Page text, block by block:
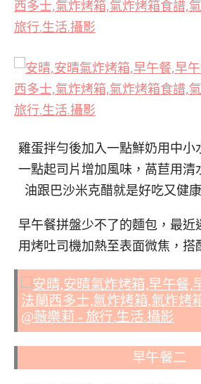
雞蛋拌勻後加入一點鮮奶用中小
一點起司片增加風味，萵苣用清
油跟巴沙米克醋就是好吃又健
早午餐拼盤少不了的麵包，最近
用烤吐司機加熱至表面微焦，搭
早午餐二